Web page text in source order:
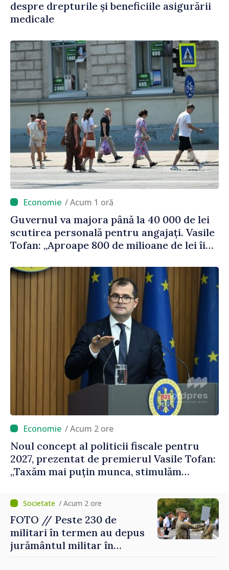
despre drepturile și beneficiile asigurării
medicale
/ Acum 1 oră
Guvernul va majora până la 40 000 de lei
scutirea personală pentru angajați. Vasile
Tofan: „Aproape 800 de milioane de lei îi
/ Acum 2 ore
Noul concept al politicii fiscale pentru
2027, prezentat de premierul Vasile Tofan:
„Taxăm mai puțin munca, stimulăm
taxarea consumului”
/ Acum 2 ore
FOTO // Peste 230 de
militari în termen au depus
jurământul militar în